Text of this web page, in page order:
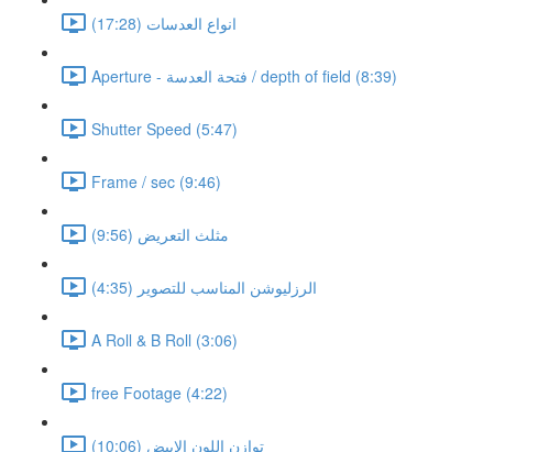
انواع العدسات (17:28)
Aperture - فتحة العدسة / depth of field (8:39)
Shutter Speed (5:47)
Frame / sec (9:46)
مثلث التعريض (9:56)
الرزليوشن المناسب للتصوير (4:35)
A Roll & B Roll (3:06)
free Footage (4:22)
توازن اللون الابيض (10:06)